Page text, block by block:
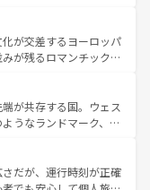
トまで多彩な表情を見
なるスペインはその個
を魅了する。 なお、新着のスペイン情報はコ
麗な宮殿、歴史的な大
自然が、訪れる者を心
食の国としても知ら
ンス、プロヴァンスの
楽しみ方が可能だ。さ
れており、どの街角に
く異なる文化を体験で
ランス情報はコンテンツ一覧
が交差するヨーロッパ
が残るロマンチック街
飽きることがない。ベ
のアルプスの絶景、そ
た風景は必見。ビール
なお、新着の
照してほしい。
が共存する国。ウェス
うなランドマーク、歴
、優雅なアフタヌーン
英国パブ、サッカー観
も豊富。イギリスを旅
だが、運行時刻が正確